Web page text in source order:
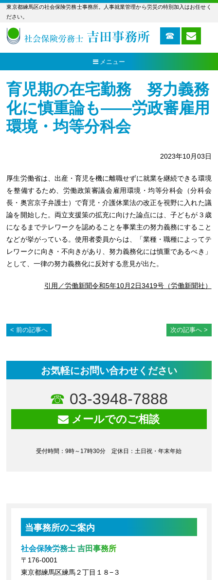
東京都練馬区の社会保険労務士事務所。人事就業管理から労災の特別加入はお任せく
ださい。
メニュー
育児期の在宅勤務 努力義務
化に慎重論も――労政審雇用
環境・均等分科会
2023年10月03日
厚生労働省は、出産・育児を機に離職せずに就業を継続できる環境
を整備するため、労働政策審議会雇用環境・均等分科会（分科会
長・奥宮京子弁護士）で育児・介護休業法の改正を視野に入れた議
論を開始した。両立支援策の拡充に向けた論点には、子どもが３歳
になるまでテレワークを認めることを事業主の努力義務にすること
などが挙がっている。使用者委員からは、「業種・職種によってテ
レワークに向き・不向きがあり、努力義務化には慎重であるべき」
として、一律の努力義務化に反対する意見が出た。
引用／労働新聞令和5年10月2日3419号（労働新聞社）
前の記事へ 次の記事へ
お気軽にお問い合わせください
03-3948-7888
メールでのご相談
受付時間：9時～17時30分 定休日：土日祝・年末年始
当事務所のご案内
社会保険労務士 吉田事務所
〒176-0001
東京都練馬区練馬２丁目１８−３